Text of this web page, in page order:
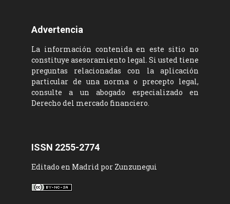
Advertencia
La información contenida en este sitio no
constituye asesoramiento legal. Si usted tiene
preguntas relacionadas con la aplicación
particular de una norma o precepto legal,
consulte a un abogado especializado en
Derecho del mercado financiero.
ISSN 2255-2774
Editado en Madrid por Zunzunegui